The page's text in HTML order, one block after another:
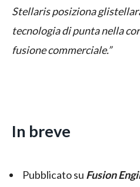
Stellaris posiziona
tecnologia di punta nella
fusione commerciale.”
In breve
Pubblicato su Fusion